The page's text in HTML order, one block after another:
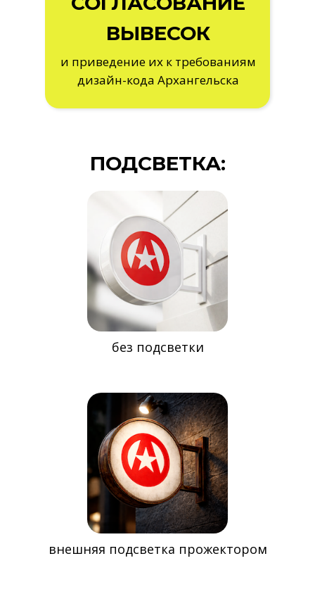
ВЫВЕСОК
и приведение их к требованиям
дизайн-кода Архангельска
ПОДСВЕТКА:
без подсветки
внешняя подсветка прожектором